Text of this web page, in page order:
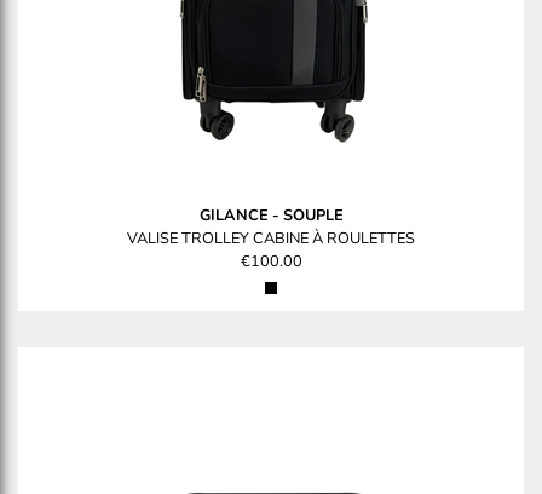
GILANCE - SOUPLE
VALISE TROLLEY CABINE À ROULETTES
€100.00